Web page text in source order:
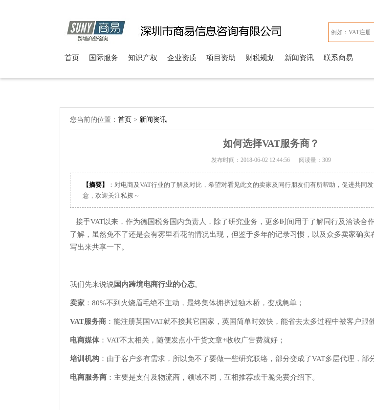
联系商易
新闻资讯
财税规划
项目资助
企业资质
知识产权
国际服务
首页
您当前的位置： 首页 > 新闻资讯
如何选择VAT服务商？
发布时间：2018-06-02 12:44:56 阅读量： 309
【摘要】
：对电商及VAT行业的了解及对比，希望对看见此文的卖家及同行朋友们有所帮助，促进共同
意，欢迎关注私撩～
接手VAT以来，作为德国税务国内负责人，除了研究业务，更多时间用于了解同行及洽谈合
了解，虽然免不了还是会有雾里看花的情况出现，但鉴于多年的记录习惯，以及众多卖家确实
写出来共享一下。
我们先来说说国内跨境电商行业的心态。
卖家 ：80%不到火烧眉毛绝不主动，最终集体拥挤过独木桥，变成急单；
VAT服务商 ：能注册英国VAT就不接其它国家，英国简单时效快，能省去太多过程中被客户跟
电商媒体：VAT不太相关，随便发点小干货文章+收收广告费就好；
培训机构 ：由于客户多有需求，所以免不了要做一些研究联络，部分变成了VAT多层代理，部
电商服务商 ：主要是支付及物流商，领域不同，互相推荐或干脆免费介绍下。